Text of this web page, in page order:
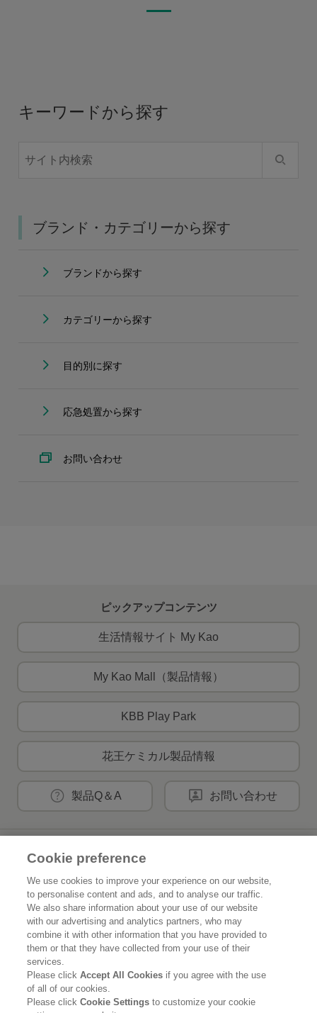
キーワードから探す
ブランド・カテゴリーから探す
ブランドから探す
カテゴリーから探す
目的別に探す
応急処置から探す
お問い合わせ
ピックアップコンテンツ
生活情報サイト My Kao
My Kao Mall（製品情報）
KBB Play Park
花王ケミカル製品情報
製品Q＆A お問い合わせ
花王公式SNSアカウント
Home 花王について
サステナビリティ
ブランド
Cookie preference
We use cookies to improve your experience on our website,
to personalise content and ads, and to analyse our traffic.
We also share information about your use of our website
with our advertising and analytics partners, who may
combine it with other information that you have provided to
them or that they have collected from your use of their
services.
Please clickAccept All Cookies if you agree with the use
of all of our cookies.
Please clickCookie Settingsto customize your cookie